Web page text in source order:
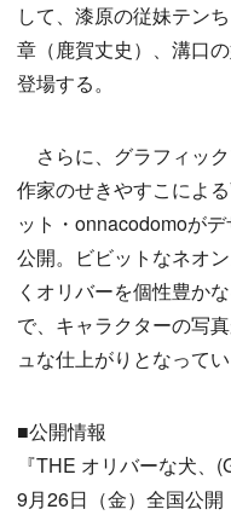
して、漆原の従妹テン
章（鹿賀丈史）、溝口
登場する。
さらに、グラフィッ
作家のせきやすこによ
ット・onnacodomoが
公開。ビビットなネオ
くオリバーを個性豊か
で、キャラクターの写
ュな仕上がりとなってい
■公開情報
『THE オリバーな犬、
9月26日（金）全国公開